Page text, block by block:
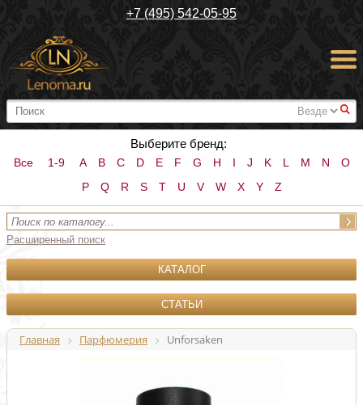
+7 (495) 542-05-95
#
Выберите бренд:
Все 1-9 A B C D E F G H I J K L M N
O
P
Q R S T U V W X Y Z
Расширенный поиск
КАТАЛОГ
СТАТЬИ
Главная Парфюмерия Unforsaken